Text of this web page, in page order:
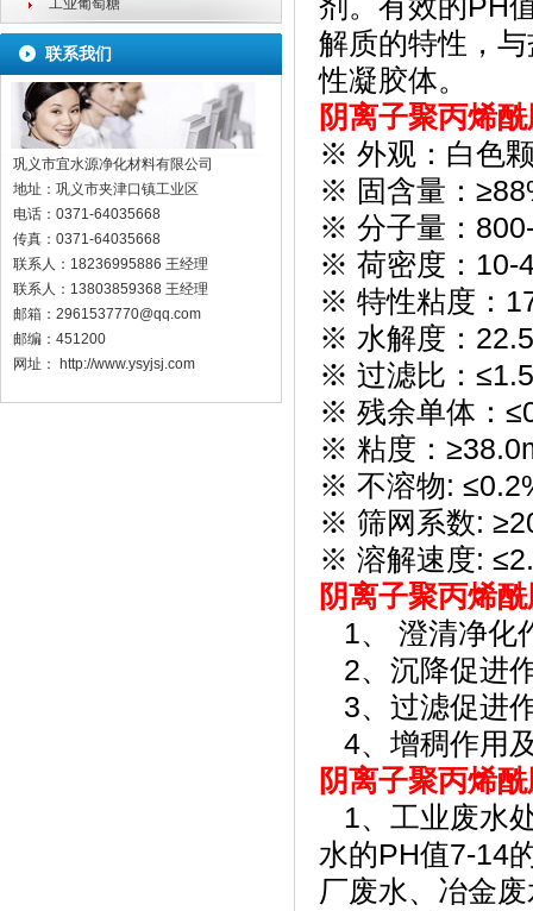
工业葡萄糖
联系我们
巩义市宜水源净化材料有限公司
地址： 巩义市夹津口镇工业区
电话： 0371-64035668
传真： 0371-64035668
联系人： 18236995886 王经理
联系人： 13803859368 王经理
邮箱： 2961537770@qq.com
邮编： 451200
网址：
http://www.ysyjsj.com
剂。有效的PH
解质的特性，
性凝胶体。
阴离子聚丙烯
※ 外观：白色
※ 固含量：
※ 分子量：
※ 荷密度：10-
※ 特性粘度：
※ 水解度：
※ 过滤比：
※ 残余单体：
※ 粘度：
※ 不溶物:
※ 筛网系数:
※ 溶解速度:
阴离子聚丙烯
1、 澄清净化
2、沉降促进
3、过滤促进
4、增稠作用
阴离子聚丙烯
1、工业废水
水的PH值7-14
厂废水、冶金